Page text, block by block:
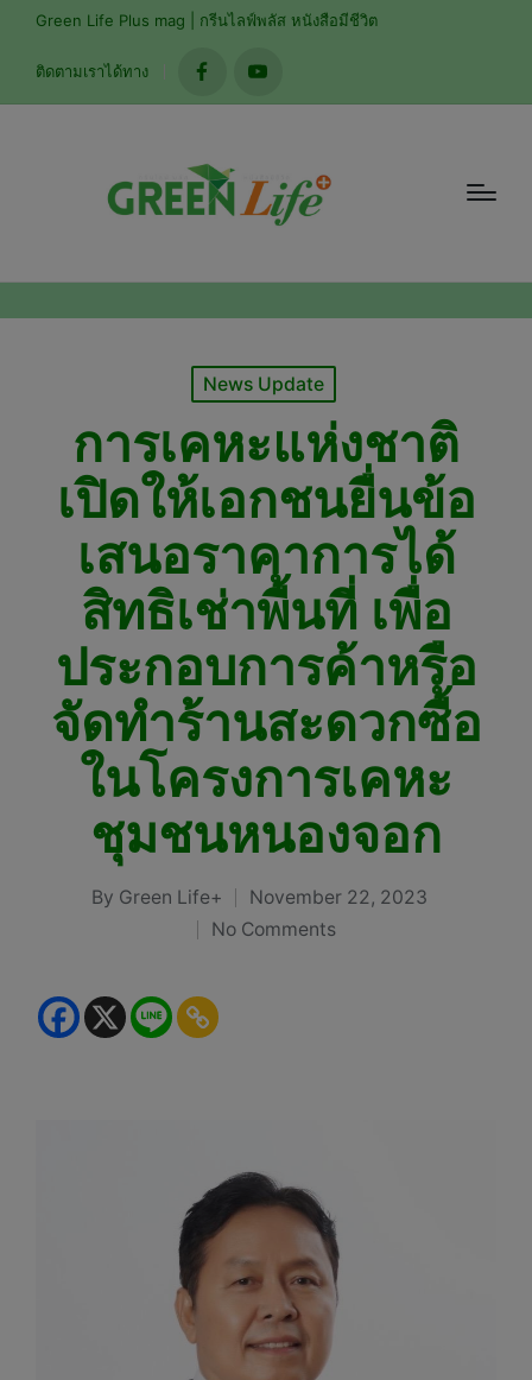
Green Life Plus mag | กรีนไลฟ์พลัส หนังสือมีชีวิต
ติดตามเราได้ทาง
facebookyoutube
Posted
News Update
การเคหะแห่งชาติ
เปิดให้เอกชนยื่นข้อ
เสนอราคาการได้
สิทธิเช่าพื้นที่ เพื่อ
ประกอบการค้าหรือ
จัดทำร้านสะดวกซื้อ
ในโครงการเคหะ
ชุมชนหนองจอก
Posted
By Green Life+
November 22, 2023
No Comments
modal-check